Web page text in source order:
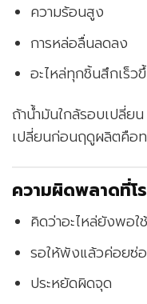
ความร้อนสูง
การหล่อลื่นลดลง
อะไหล่ทุกชิ้นสึกเร็ว
ถ้าน้ำมันใกล้รอบเปลี่ยน
เปลี่ยนก่อนฤดูผลิตคือ
ความผิดพลาดที่
คิดว่าอะไหล่ยังพอใ
รอให้พังแล้วค่อยซ่
ประหยัดผิดจุด